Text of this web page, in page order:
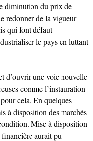
diminution du prix de
redonner de la vigueur
qui font défaut
le pays en luttant
d’ouvrir une voie nouvelle
comme l’instauration
cela. En quelques
à disposition des marchés
Mise à disposition
financière aurait pu